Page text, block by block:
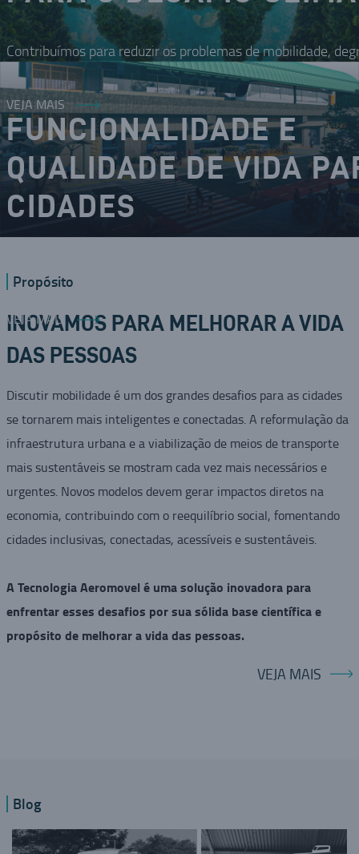
Contribuímos para reduzir os problemas de mobilidade,
VEJA MAIS
FUNCIONALIDADE E
QUALIDADE DE VIDA
CIDADES
VEJA MAIS
Propósito
INOVAMOS PARA MELHORAR A VIDA
DAS PESSOAS
Discutir mobilidade é um dos grandes desafios para as cidades
se tornarem mais inteligentes e conectadas. A reformulação da
infraestrutura urbana e a viabilização de meios de transporte
mais sustentáveis se mostram cada vez mais necessários e
urgentes. Novos modelos devem gerar impactos diretos na
economia, contribuindo com o reequilíbrio social, fomentando
cidades inclusivas, conectadas, acessíveis e sustentáveis.
A Tecnologia Aeromovel é uma solução inovadora para
enfrentar esses desafios por sua sólida base científica e
propósito de melhorar a vida das pessoas.
VEJA MAIS
Blog